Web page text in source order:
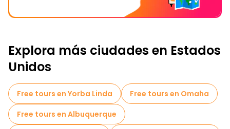
Explora más ciudades en Estados
Unidos
Free tours en Yorba Linda
Free tours en Omaha
Free tours en Albuquerque